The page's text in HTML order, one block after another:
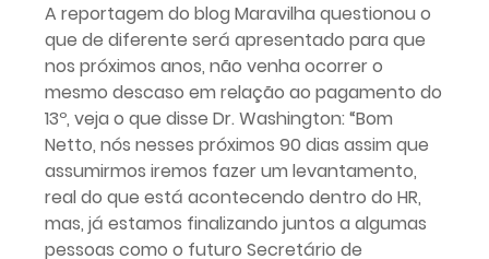
A reportagem do blog Maravilha questionou o
que de diferente será apresentado para que
nos próximos anos, não venha ocorrer o
mesmo descaso em relação ao pagamento do
13º, veja o que disse Dr. Washington: “Bom
Netto, nós nesses próximos 90 dias assim que
assumirmos iremos fazer um levantamento,
real do que está acontecendo dentro do HR,
mas, já estamos finalizando juntos a algumas
pessoas como o futuro Secretário de